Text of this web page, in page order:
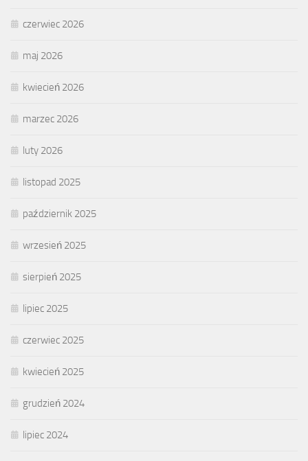
czerwiec 2026
maj 2026
kwiecień 2026
marzec 2026
luty 2026
listopad 2025
październik 2025
wrzesień 2025
sierpień 2025
lipiec 2025
czerwiec 2025
kwiecień 2025
grudzień 2024
lipiec 2024